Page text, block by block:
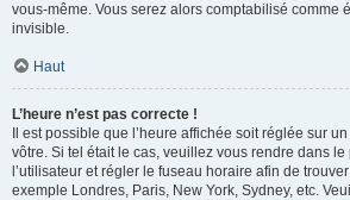
vous-même. Vous serez alors comptabilisé comme
invisible.
Haut
L’heure n’est pas correcte !
Il est possible que l’heure affichée soit réglée sur
vôtre. Si tel était le cas, veuillez vous rendre dans
l’utilisateur et régler le fuseau horaire afin de
exemple Londres, Paris, New York, Sydney, etc.